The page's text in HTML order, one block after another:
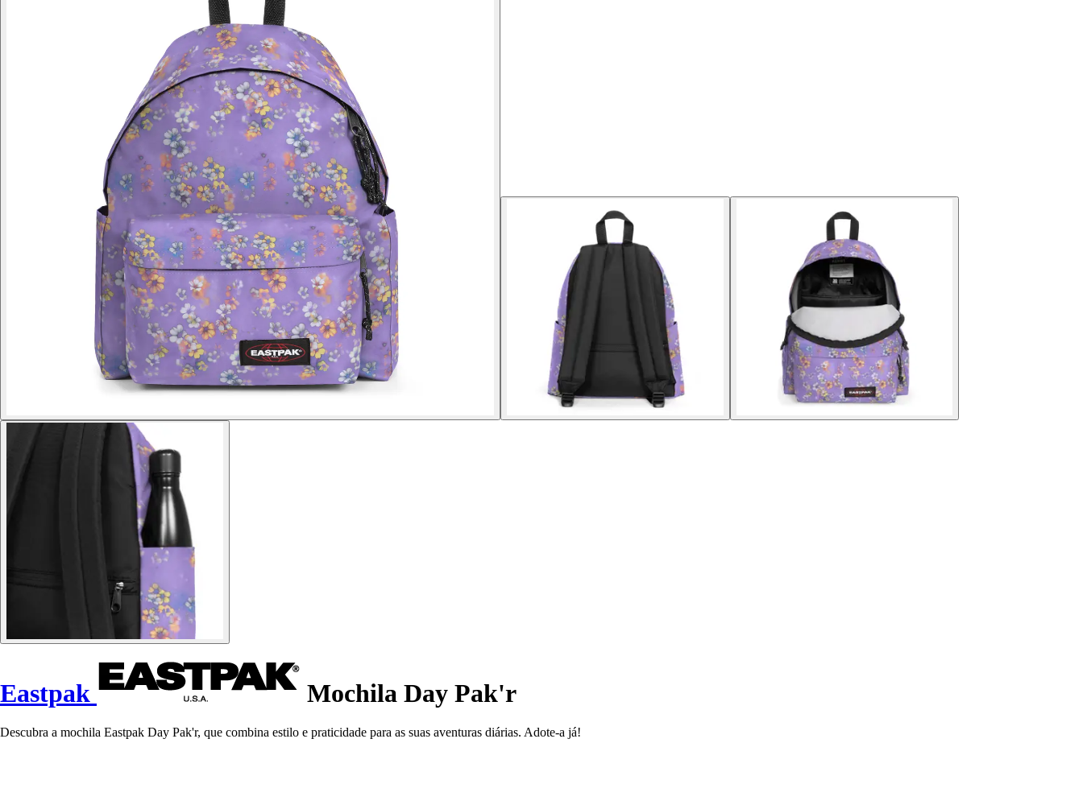
Eastpak Mochila Day Pak'r
Descubra a mochila Eastpak Day Pak'r, que combina estilo e praticidade para as suas aventuras diárias. Adote-a já!